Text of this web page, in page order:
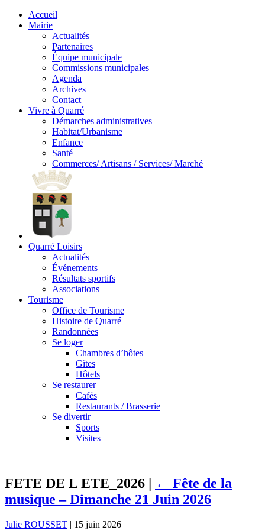
Accueil
Mairie
Actualités
Partenaires
Équipe municipale
Commissions municipales
Agenda
Archives
Contact
Vivre à Quarré
Démarches administratives
Habitat/Urbanisme
Enfance
Santé
Commerces/ Artisans / Services/ Marché
Quarré Loisirs
Actualités
Événements
Résultats sportifs
Associations
Tourisme
Office de Tourisme
Histoire de Quarré
Randonnées
Se loger
Chambres d’hôtes
Gîtes
Hôtels
Se restaurer
Cafés
Restaurants / Brasserie
Se divertir
Sports
Visites
FETE DE L ETE_2026 | ← Fête de la
musique – Dimanche 21 Juin 2026
Julie ROUSSET | 15 juin 2026